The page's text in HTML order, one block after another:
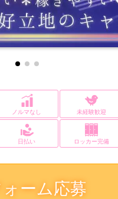
ノルマなし 未経験歓迎
日払い ロッカー完備
ォーム応募